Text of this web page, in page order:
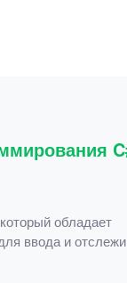
обладает
ввода и